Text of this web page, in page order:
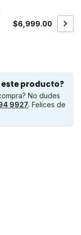
$6,999.00
producto?
No dudes
9927. Felices de